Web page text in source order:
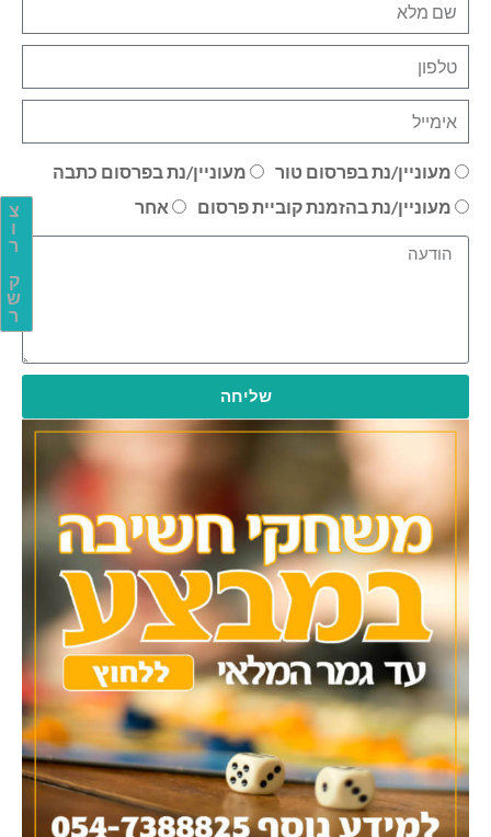
צ
ו
ר
ק
ש
ר
מעוניין/נת בפרסום טור
מעוניין/נת בפרסום כתבה
מעוניין/נת בהזמנת קוביית פרסום
אחר
שליחה